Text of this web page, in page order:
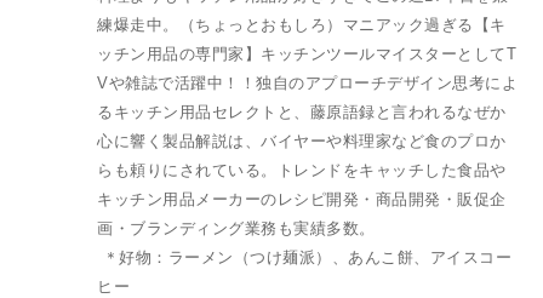
練爆走中。（ちょっとおもしろ）マニアック過ぎる【キ
ッチン用品の専門家】キッチンツールマイスターとしてT
Vや雑誌で活躍中！！独自のアプローチデザイン思考によ
るキッチン用品セレクトと、藤原語録と言われるなぜか
心に響く製品解説は、バイヤーや料理家など食のプロか
らも頼りにされている。トレンドをキャッチした食品や
キッチン用品メーカーのレシピ開発・商品開発・販促企
画・ブランディング業務も実績多数。
＊好物：ラーメン（つけ麺派）、あんこ餅、アイスコー
ヒー